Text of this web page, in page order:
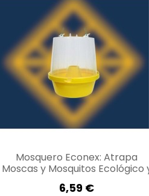
Mosquero Econex: Atrapa
Moscas y Mosquitos Ecológico
Duradero
6,59 €